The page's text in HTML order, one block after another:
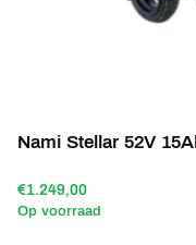
Nami Stellar 52V
€1.249,00
Op voorraad